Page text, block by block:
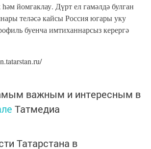
йомгаклау. Дүрт ел гамәлдә булган
теләсә кайсы Россия югары уку
буенча имтиханнарсыз керергә
важным и интересным в
Татмедиа
Татарстана в